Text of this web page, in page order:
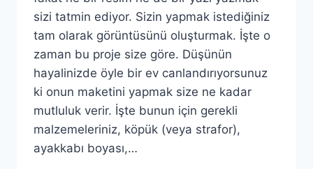
sizi tatmin ediyor. Sizin yapmak istediğiniz
tam olarak görüntüsünü oluşturmak. İşte o
zaman bu proje size göre. Düşünün
hayalinizde öyle bir ev canlandırıyorsunuz
ki onun maketini yapmak size ne kadar
mutluluk verir. İşte bunun için gerekli
malzemeleriniz, köpük (veya strafor),
ayakkabı boyası,…